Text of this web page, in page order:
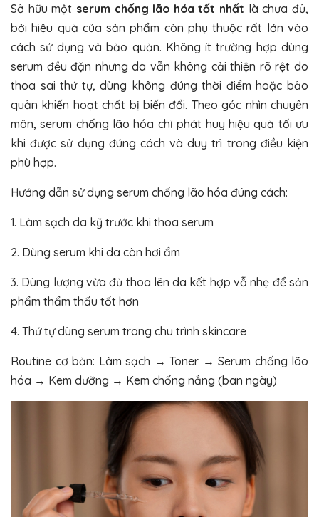
Sở hữu một serum chống lão hóa tốt nhất là chưa đủ,
bởi hiệu quả của sản phẩm còn phụ thuộc rất lớn vào
cách sử dụng và bảo quản. Không ít trường hợp dùng
serum đều đặn nhưng da vẫn không cải thiện rõ rệt do
thoa sai thứ tự, dùng không đúng thời điểm hoặc bảo
quản khiến hoạt chất bị biến đổi. Theo góc nhìn chuyên
môn, serum chống lão hóa chỉ phát huy hiệu quả tối ưu
khi được sử dụng đúng cách và duy trì trong điều kiện
phù hợp.
Hướng dẫn sử dụng serum chống lão hóa đúng cách:
1. Làm sạch da kỹ trước khi thoa serum
2. Dùng serum khi da còn hơi ẩm
3. Dùng lượng vừa đủ thoa lên da kết hợp vỗ nhẹ để sản
phẩm thẩm thấu tốt hơn
4. Thứ tự dùng serum trong chu trình skincare
Routine cơ bản: Làm sạch → Toner → Serum chống lão
hóa → Kem dưỡng → Kem chống nắng (ban ngày)